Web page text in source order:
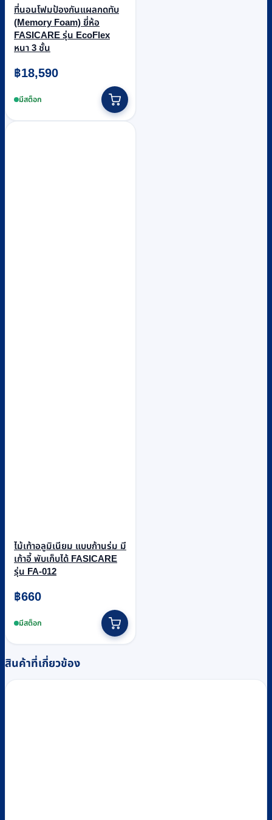
ที่นอนโฟมป้องกันแผลกดทับ
(Memory Foam) ยี่ห้อ
FASICARE รุ่น EcoFlex
หนา 3 ชั้น
฿18,590
มีสต็อก
ไม้เท้าอลูมิเนียม แบบก้านร่ม มี
เก้าอี้ พับเก็บได้ FASICARE
รุ่น FA-012
฿660
มีสต็อก
สินค้าที่เกี่ยวข้อง